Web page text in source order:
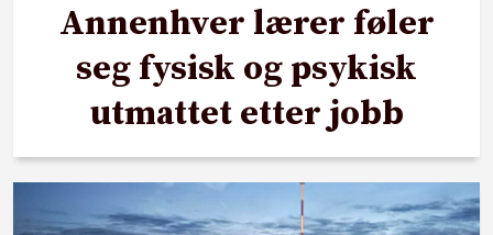
Annenhver lærer føler
seg fysisk og psykisk
utmattet etter jobb